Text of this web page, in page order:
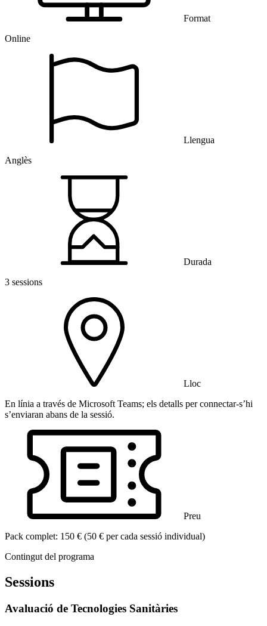
Format
Online
Llengua
Anglès
Durada
3 sessions
Lloc
En línia a través de Microsoft Teams; els detalls per connectar-s’hi
s’enviaran abans de la sessió.
Preu
Pack complet: 150 € (50 € per cada sessió individual)
Contingut del programa
Sessions
Avaluació de Tecnologies Sanitàries